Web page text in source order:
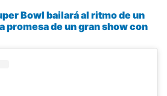
Bowl bailará al ritmo de un
promesa de un gran show con